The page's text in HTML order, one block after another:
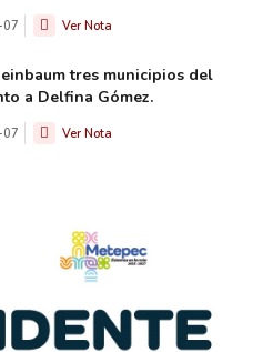
Ver Nota
tres municipios del
a Delfina Gómez.
Ver Nota